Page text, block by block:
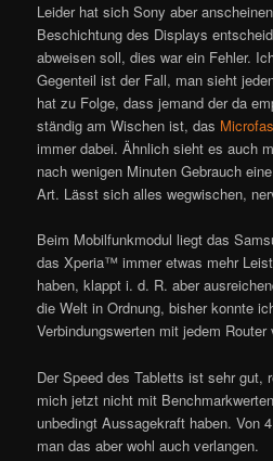
Leider hat sich Sony aber
Beschichtung des Displays
abweisen soll, dies war ein Fehler.
Gegenteil ist der Fall, man sieht
hat zu Folge, dass jemand der da
ständig am Wischen ist, das
immer dabei. Ähnlich sieht es auch
nach wenigen Minuten Gebrauch
Art. Lässt sich alles wegwischen,
Beim Mobilfunkmodul liegt das
das Xperia™ immer etwas mehr
haben, klappt i. d. R. aber
die Welt in Ordnung, bisher konnte
Verbindungswerten mit jedem Router
Der Speed des Tabletts ist sehr gut,
mich jetzt nicht mit
unbedingt Aussagekraft haben. Von
man das aber wohl auch verlangen.